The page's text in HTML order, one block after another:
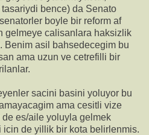
bence) da Senato
boyle bir reform af
gelmeye calisanlara haksizlik
Benim asil bahsedecegim bu
ama uzun ve cetrefilli bir
sacini basini yoluyor bu
ama cesitli vize
es/aile yoluyla gelmek
de yillik bir kota belirlenmis.